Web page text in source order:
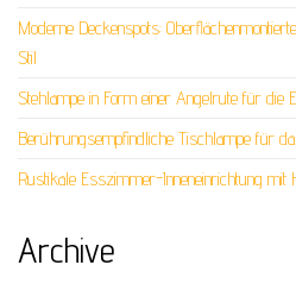
Moderne Deckenspots:
Stil
Stehlampe in Form einer Angelrute für die
Berührungsempfindliche Tischlampe für
Rustikale Esszimmer-Inneneinrichtung mit
Archive